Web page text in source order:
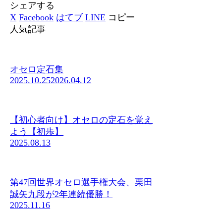
シェアする
X Facebook はてブ LINE コピー
人気記事
オセロ定石集
2025.10.252026.04.12
【初心者向け】オセロの定石を覚え
よう【初歩】
2025.08.13
第47回世界オセロ選手権大会、栗田
誠矢九段が2年連続優勝！
2025.11.16